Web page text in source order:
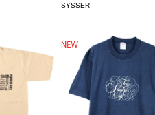
SYSSER